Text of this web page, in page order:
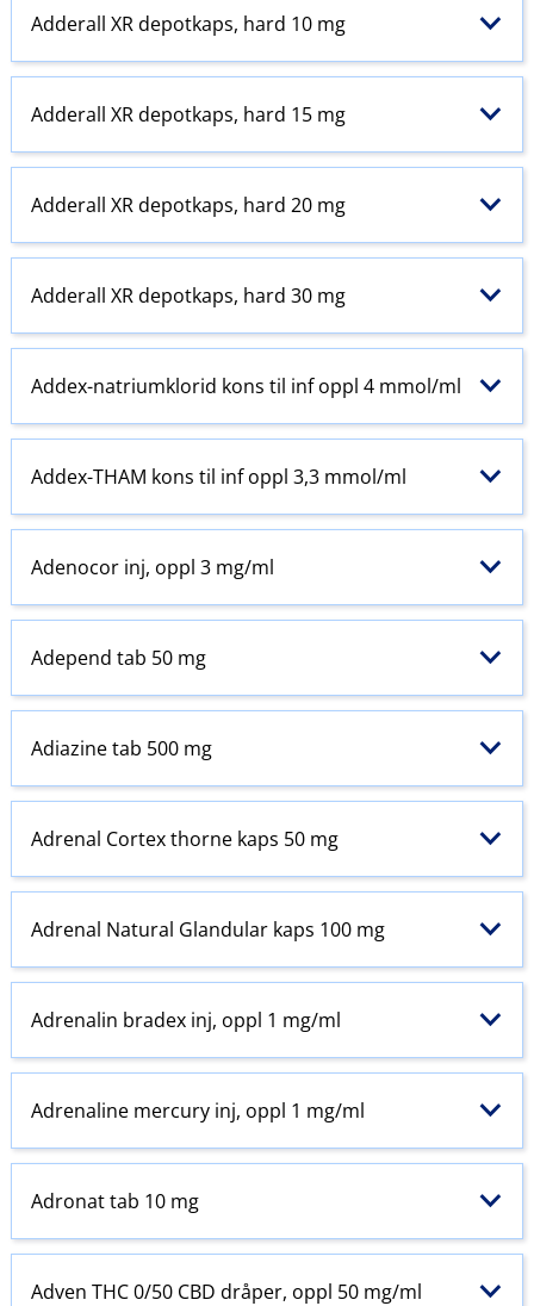
Adderall XR depotkaps, hard 10 mg
Adderall XR depotkaps, hard 15 mg
Adderall XR depotkaps, hard 20 mg
Adderall XR depotkaps, hard 30 mg
Addex-natriumklorid kons til inf oppl 4 mmol/ml
Addex-THAM kons til inf oppl 3,3 mmol/ml
Adenocor inj, oppl 3 mg/ml
Adepend tab 50 mg
Adiazine tab 500 mg
Adrenal Cortex thorne kaps 50 mg
Adrenal Natural Glandular kaps 100 mg
Adrenalin bradex inj, oppl 1 mg/ml
Adrenaline mercury inj, oppl 1 mg/ml
Adronat tab 10 mg
Adven THC 0/50 CBD dråper, oppl 50 mg/ml